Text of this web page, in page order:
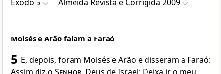
Êxodo 5 Almeida Revista e Corrigida 2009
Moisés e Arão falam a Faraó
5 E, depois, foram Moisés e Arão e disseram a Faraó:
Assim diz o Senhor, Deus de Israel: Deixa ir o meu